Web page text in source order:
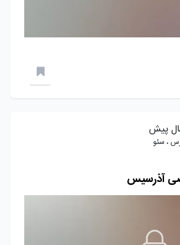
، سئو
آذرسیس